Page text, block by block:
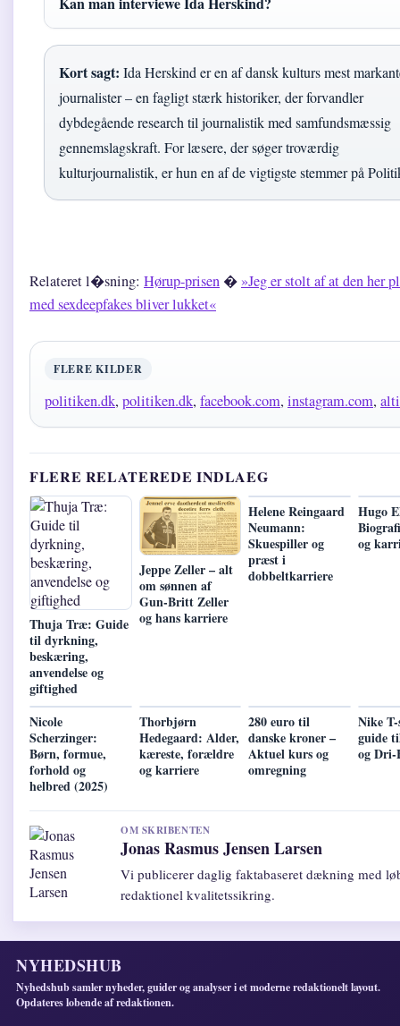
Kort sagt: Ida Herskind er en af dansk kulturs mest
journalister – en fagligt stærk historiker, der forvandler
dybdegående research til journalistik med samfundsmæssig
gennemslagskraft. For læsere, der søger troværdig
kulturjournalistik, er hun en af de vigtigste stemmer på
Relateret l�sning: Hørup-prisen � »Jeg er stolt af at den her
med sexdeepfakes bliver lukket«
FLERE KILDER
politiken.dk, politiken.dk, facebook.com, instagram.com,
FLERE RELATEREDE INDLAEG
Thuja Træ: Guide
til dyrkning,
beskæring,
anvendelse og
giftighed
Jeppe Zeller – alt
om sønnen af
Gun-Britt Zeller
og hans karriere
Helene Reingaard
Neumann:
Skuespiller og
præst i
dobbeltkarriere
Hugo
og
Nicole
Scherzinger:
Børn, formue,
forhold og
helbred (2025)
Thorbjørn
Hedegaard: Alder,
kæreste, forældre
og karriere
280 euro til
danske kroner –
Aktuel kurs og
omregning
Nike
guide
og
OM SKRIBENTEN
Jonas Rasmus Jensen Larsen
Vi publicerer daglig faktabaseret dækning med
redaktionel kvalitetssikring.
NYHEDSHUB
Nyhedshub samler nyheder, guider og analyser i et moderne redaktionelt layout.
Opdateres lobende af redaktionen.